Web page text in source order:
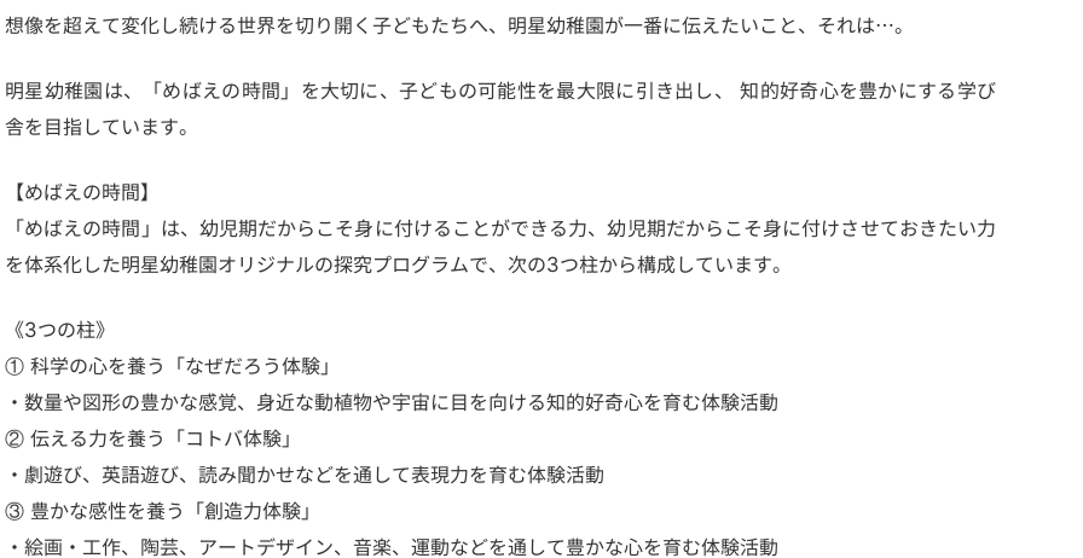
想像を超えて変化し続ける世界を切り開く子どもたちへ、明星幼稚園が一番に伝えたいこと、それは…。
明星幼稚園は、「めばえの時間」を大切に、子どもの可能性を最大限に引き出し、 知的好奇心を豊かにする学び
舎を目指しています。
【めばえの時間】
「めばえの時間」は、幼児期だからこそ身に付けることができる力、幼児期だからこそ身に付けさせておきたい力
を体系化した明星幼稚園オリジナルの探究プログラムで、次の3つ柱から構成しています。
《3つの柱》
① 科学の心を養う「なぜだろう体験」
・数量や図形の豊かな感覚、身近な動植物や宇宙に目を向ける知的好奇心を育む体験活動
② 伝える力を養う「コトバ体験」
・劇遊び、英語遊び、読み聞かせなどを通して表現力を育む体験活動
③ 豊かな感性を養う「創造力体験」
・絵画・工作、陶芸、アートデザイン、音楽、運動などを通して豊かな心を育む体験活動